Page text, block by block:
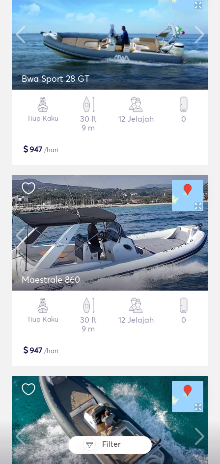
Filter
Bwa Sport 28 GT
Tiup Kaku
30 ft
9 m
12 Jelajah 0
$947 /hari
Maestrale 860
Tiup Kaku
30 ft
9 m
12 Jelajah 0
$947 /hari